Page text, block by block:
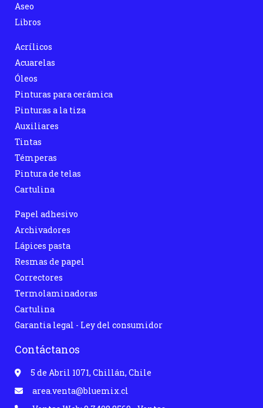
Aseo
Libros
Acrílicos
Acuarelas
Óleos
Pinturas para cerámica
Pinturas a la tiza
Auxiliares
Tintas
Témperas
Pintura de telas
Cartulina
Papel adhesivo
Archivadores
Lápices pasta
Resmas de papel
Correctores
Termolaminadoras
Cartulina
Garantia legal - Ley del consumidor
Contáctanos
5 de Abril 1071, Chillán, Chile
area.venta@bluemix.cl